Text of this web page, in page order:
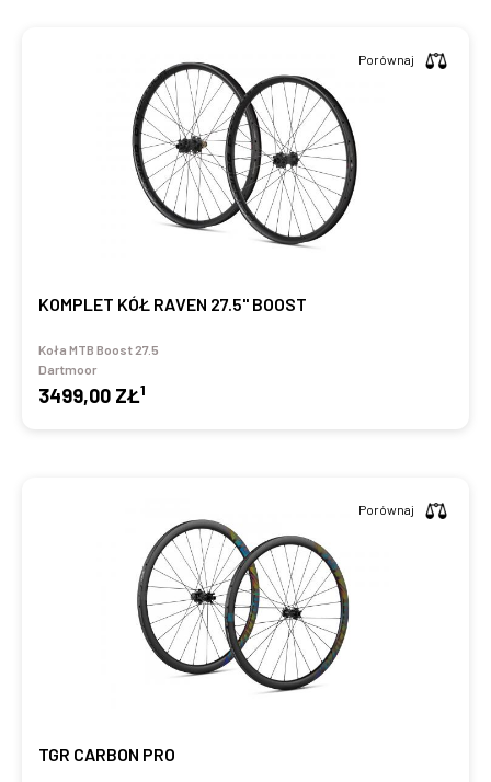
KOMPLET KÓŁ RAVEN 27.5" BOOST
Koła MTB Boost 27.5
Dartmoor
3499,00 ZŁ1
Porównaj
TGR CARBON PRO
Porównaj